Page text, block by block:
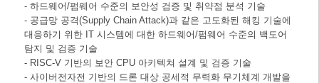
- 하드웨어/펌웨어 수준의 보안성 검증 및 취약점 분석 기술
- 공급망 공격(Supply Chain Attack)과 같은 고도화된 해킹 기술에
대응하기 위한 IT 시스템에 대한 하드웨어/펌웨어 수준의 백도어
탐지 및 검증 기술
- RISC-V 기반의 보안 CPU 아키텍쳐 설계 및 검증 기술
- 사이버전자전 기반의 드론 대상 공세적 무력화 무기체계 개발을